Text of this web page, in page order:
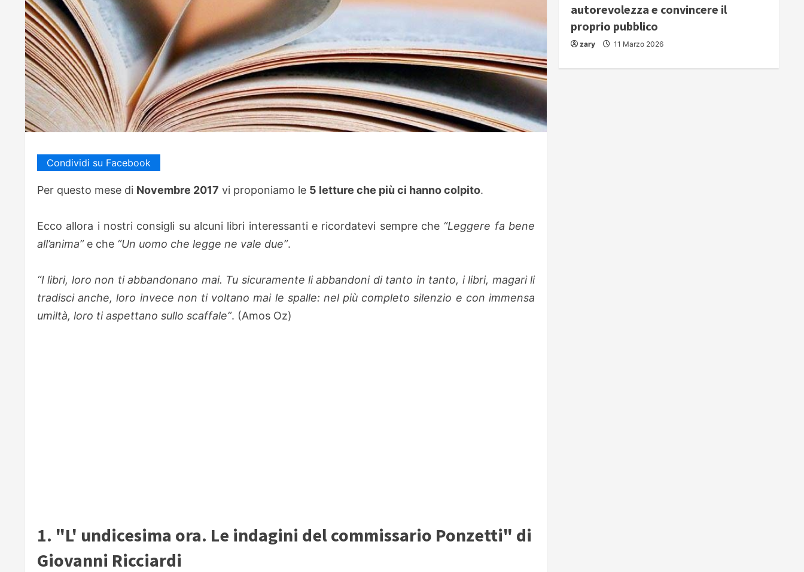
Condividi su Facebook
Per questo mese di Novembre 2017 vi proponiamo le 5 letture che più ci hanno colpito.
Ecco allora i nostri consigli su alcuni libri interessanti e ricordatevi sempre che “Leggere fa bene
all’anima”e che “Un uomo che legge ne vale due”.
“I libri, loro non ti abbandonano mai. Tu sicuramente li abbandoni di tanto in tanto, i libri, magari li
tradisci anche, loro invece non ti voltano mai le spalle: nel più completo silenzio e con immensa
umiltà, loro ti aspettano sullo scaffale”. (Amos Oz)
1. "L' undicesima ora. Le indagini del commissario Ponzetti" di
Giovanni Ricciardi
autorevolezza e convincere il
proprio pubblico
zary 11 Marzo 2026